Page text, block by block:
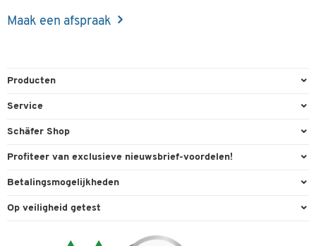
Maak een afspraak
Producten
Kantoorbenodigdheden
Milieutechniek
Reiniging & hygiëne
Service
Bestelling herroepen
Inkt & Toner
Schäfer Shop
Algemene voorwaarden
Carriere
Profiteer van exclusieve nieuwsbrief-voordelen!
Welkomstgeschenk
Expertise
Betalingsmogelijkheden
Paypal
Op veiligheid getest